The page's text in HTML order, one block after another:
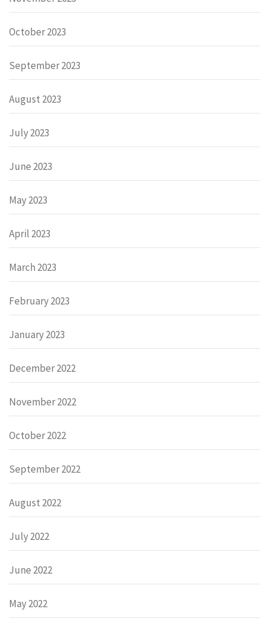
October 2023
September 2023
August 2023
July 2023
June 2023
May 2023
April 2023
March 2023
February 2023
January 2023
December 2022
November 2022
October 2022
September 2022
August 2022
July 2022
June 2022
May 2022